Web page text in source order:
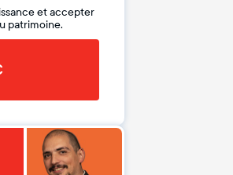
et accepter
patrimoine.